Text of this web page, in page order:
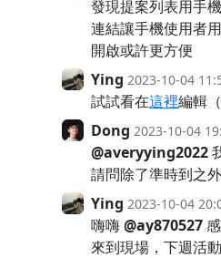
發現提案列表用手
連結讓手機使用者
開啟或許更方便
Ying 2023-10-04
試試看在這裡編輯
Dong 2023-10-04
@averyying2022
請問除了準時到之
Ying 2023-10-04
嗨嗨@ay870527
來到現場，下週活